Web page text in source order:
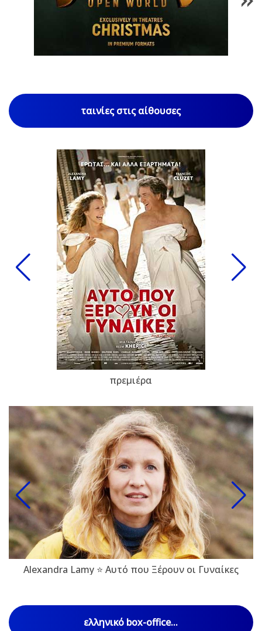
1/85
ταινίες στις αίθουσες
πρεμιέρα
Alexandra Lamy ⭐ Αυτό που Ξέρουν οι Γυναίκες
ελληνικό box-office...